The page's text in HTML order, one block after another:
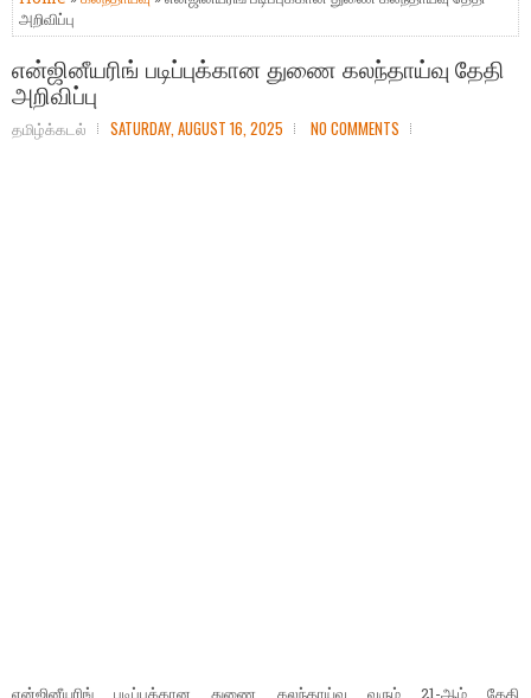
அறிவிப்பு
என்ஜினீயரிங் படிப்புக்கான துணை கலந்தாய்வு தேதி
அறிவிப்பு
தமிழ்க்கடல் SATURDAY, AUGUST 16, 2025 NO COMMENTS
என்ஜினீயரிங் படிப்புக்கான துணை கலந்தாய்வு வரும் 21-ஆம் தேதி